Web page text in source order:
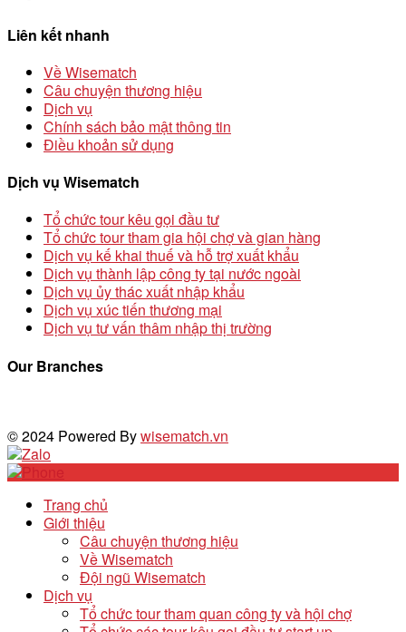
Liên kết nhanh
Về Wisematch
Câu chuyện thương hiệu
Dịch vụ
Chính sách bảo mật thông tin
Điều khoản sử dụng
Dịch vụ Wisematch
Tổ chức tour kêu gọi đầu tư
Tổ chức tour tham gia hội chợ và gian hàng
Dịch vụ kế khai thuế và hỗ trợ xuất khẩu
Dịch vụ thành lập công ty tại nước ngoài
Dịch vụ ủy thác xuất nhập khẩu
Dịch vụ xúc tiến thương mại
Dịch vụ tư vấn thâm nhập thị trường
Our Branches
© 2024 Powered Bywisematch.vn
Trang chủ
Giới thiệu
Câu chuyện thương hiệu
Về Wisematch
Đội ngũ Wisematch
Dịch vụ
Tổ chức tour tham quan công ty và hội chợ